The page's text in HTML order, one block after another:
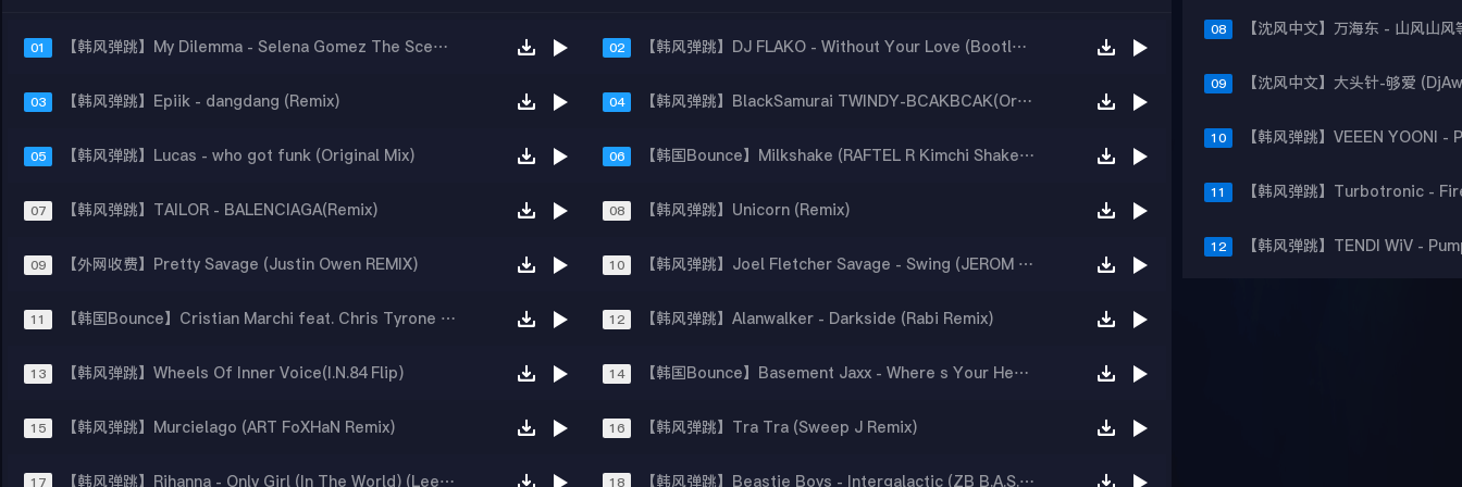
01 【韩风弹跳】My Dilemma - Selena Gomez The Scene (AVRIL SKINSHIP REMIX) 02 【韩风弹跳】DJ FLAKO - Without Your Love (Bootleg)
03 【韩风弹跳】Epiik - dangdang (Remix) 04 【韩风弹跳】BlackSamurai TWINDY-BCAKBCAK(Original Mix)
05 【韩风弹跳】Lucas - who got funk (Original Mix) 06 【韩国Bounce】Milkshake (RAFTEL R Kimchi Shake Mix)
07 【韩风弹跳】TAILOR - BALENCIAGA(Remix) 08 【韩风弹跳】Unicorn (Remix)
09 【外网收费】Pretty Savage (Justin Owen REMIX) 10 【韩风弹跳】Joel Fletcher Savage - Swing (JEROM EDIT)
11 【韩国Bounce】Cristian Marchi feat. Chris Tyrone - Vida Loca (Base Mix) 12 【韩风弹跳】Alanwalker - Darkside (Rabi Remix)
13 【韩风弹跳】Wheels Of Inner Voice(I.N.84 Flip) 14 【韩国Bounce】Basement Jaxx - Where s Your Head At (Julas Bootleg)
15 【韩风弹跳】Murcielago (ART FoXHaN Remix) 16 【韩风弹跳】Tra Tra (Sweep J Remix)
17 【韩风弹跳】Rihanna - Only Girl (In The World) (Leeik Remix) 18 【韩风弹跳】Beastie Boys - Intergalactic (ZB B.A.S.E REMIX)
08
09
10
11
12